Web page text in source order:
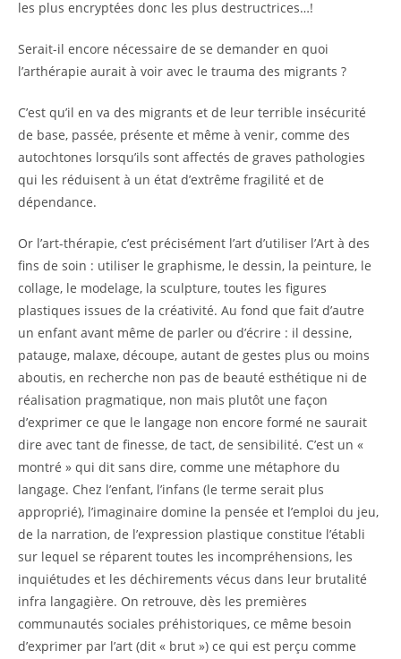
les plus encryptées donc les plus destructrices…!
Serait-il encore nécessaire de se demander en quoi
l’arthérapie aurait à voir avec le trauma des migrants ?
C’est qu’il en va des migrants et de leur terrible insécurité
de base, passée, présente et même à venir, comme des
autochtones lorsqu’ils sont affectés de graves pathologies
qui les réduisent à un état d’extrême fragilité et de
dépendance.
Or l’art-thérapie, c’est précisément l’art d’utiliser l’Art à des
fins de soin : utiliser le graphisme, le dessin, la peinture, le
collage, le modelage, la sculpture, toutes les figures
plastiques issues de la créativité. Au fond que fait d’autre
un enfant avant même de parler ou d’écrire : il dessine,
patauge, malaxe, découpe, autant de gestes plus ou moins
aboutis, en recherche non pas de beauté esthétique ni de
réalisation pragmatique, non mais plutôt une façon
d’exprimer ce que le langage non encore formé ne saurait
dire avec tant de finesse, de tact, de sensibilité. C’est un «
montré » qui dit sans dire, comme une métaphore du
langage. Chez l’enfant, l’infans (le terme serait plus
approprié), l’imaginaire domine la pensée et l’emploi du jeu,
de la narration, de l’expression plastique constitue l’établi
sur lequel se réparent toutes les incompréhensions, les
inquiétudes et les déchirements vécus dans leur brutalité
infra langagière. On retrouve, dès les premières
communautés sociales préhistoriques, ce même besoin
d’exprimer par l’art (dit « brut ») ce qui est perçu comme